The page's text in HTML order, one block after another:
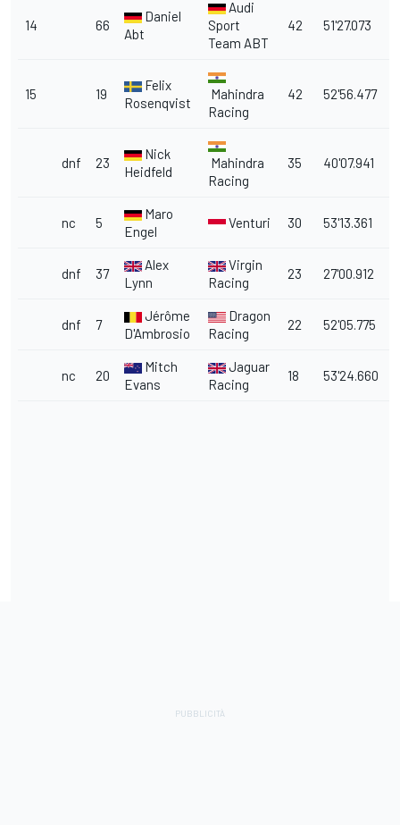
14 66
Daniel
Abt
Audi
Sport
Team ABT
42 51'27.073
15 19
Felix
Rosenqvist
Mahindra
Racing
42 52'56.477
dnf 23
Nick
Heidfeld
Mahindra
Racing
35 40'07.941
nc 5
Maro
Engel
Venturi 30 53'13.361
dnf 37
Alex
Lynn
Virgin
Racing
23 27'00.912
dnf 7
Jérôme
D'Ambrosio
Dragon
Racing
22 52'05.775
nc 20
Mitch
Evans
Jaguar
Racing
18 53'24.660